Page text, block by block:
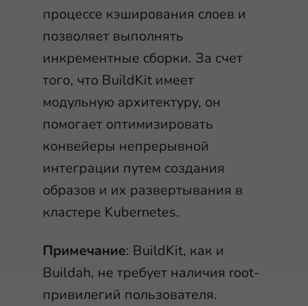
процессе кэширования слоев и
позволяет выполнять
инкрементные сборки. За счет
того, что BuildKit имеет
модульную архитектуру, он
помогает оптимизировать
конвейеры непрерывной
интеграции путем создания
образов и их развертывания в
кластере Kubernetes.
Примечание: BuildKit, как и
Buildah, не требует наличия root-
привилегий пользователя.